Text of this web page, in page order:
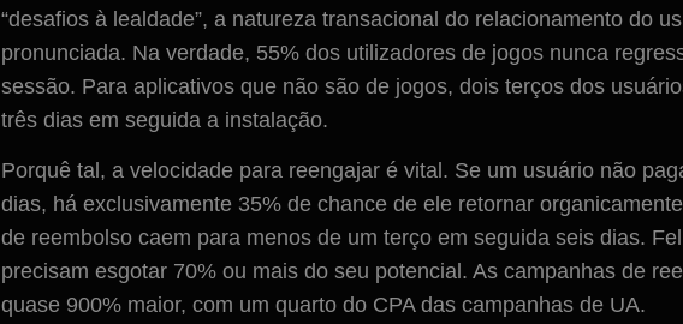
“desafios à lealdade”, a natureza transacional do relacionamento do
pronunciada. Na verdade, 55% dos utilizadores de jogos nunca
sessão. Para aplicativos que não são de jogos, dois terços dos
três dias em seguida a instalação.
Porquê tal, a velocidade para reengajar é vital. Se um usuário não
dias, há exclusivamente 35% de chance de ele retornar
de reembolso caem para menos de um terço em seguida seis dias.
precisam esgotar 70% ou mais do seu potencial. As campanhas de
quase 900% maior, com um quarto do CPA das campanhas de UA.